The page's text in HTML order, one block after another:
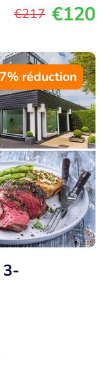
€217 €120
réduction
3-